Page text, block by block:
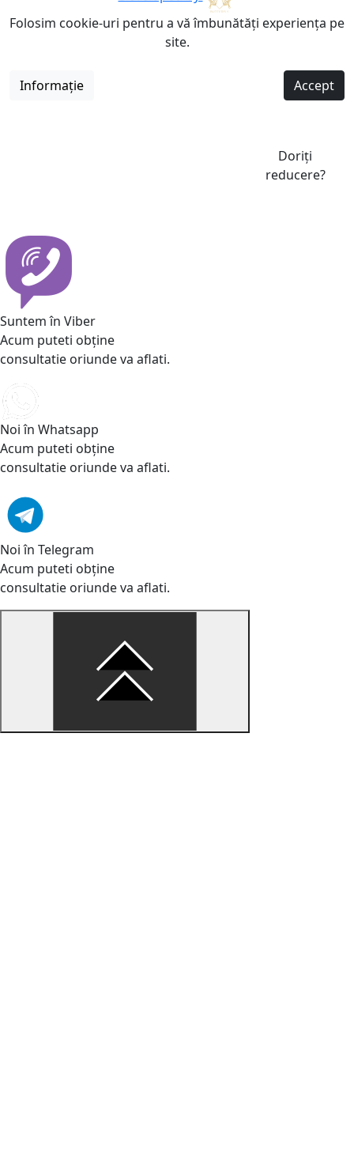
Folosim cookie-uri pentru a vă îmbunătăți experiența pe
site.
Informație Accept
Doriți
reducere?
Suntem în Viber
Acum puteti obține
consultatie oriunde va aflati.
Noi în Whatsapp
Acum puteti obține
consultatie oriunde va aflati.
Noi în Telegram
Acum puteti obține
consultatie oriunde va aflati.